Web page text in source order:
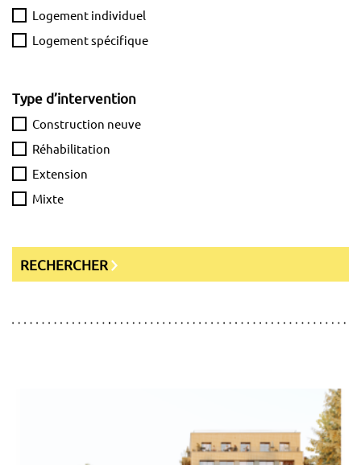
Logement individuel
Logement spécifique
Type d’intervention
Construction neuve
Réhabilitation
Extension
Mixte
RECHERCHER